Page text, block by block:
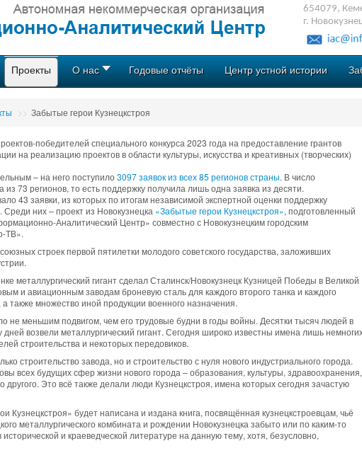
654079,
г.
Проекты О нас Годовые отчёты Центр устной истории
>> Забытые герои Кузнецкстроя
победителей специального конкурса 2023 года на предоставление грантов
на реализацию проектов в области культуры, искусства и креативных (творческих)
– на него поступило3097 заявок из всех 85 регионов страны. В число
73 регионов, то есть поддержку получила лишь одна заявка из десяти.
43 заявки, из которых по итогам независимой экспертной оценки поддержку
них – проект из Новокузнецка «Забытые герои Кузнецкстроя», подготовленный
Аналитический Центр» совместно с Новокузнецким городским
ТВ».
строек первой пятилетки молодого советского государства, заложивших
металлургический гигант сделал Сталинск/Новокузнецк Кузницей Победы в Великой
и авиационным заводам броневую сталь для каждого второго танка и каждого
также множество иной продукции военного назначения.
не меньшим подвигом, чем его трудовые будни в годы войны. Десятки тысяч людей в
возвели металлургический гигант. Сегодня широко известны имена лишь
строительства и некоторых передовиков.
строительство завода, но и строительство с нуля нового индустриального города.
всех будущих сфер жизни нового города – образования, культуры, здравоохранения,
другого. Это всё также делали люди Кузнецкстроя, имена которых сегодня зачастую
Кузнецкстроя» будет написана и издана книга, посвящённая кузнецкстроевцам, чьё
металлургического комбината и рождении Новокузнецка забыто или по каким-то
и краеведческой литературе на данную тему, хотя, безусловно,